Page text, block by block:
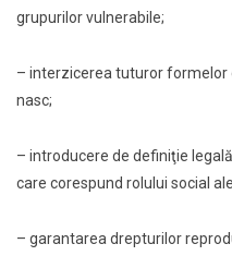
grupurilor vulnerabile;
– interzicerea tuturor
nasc;
– introducere de definiţie
care corespund rolului social
– garantarea drepturilor